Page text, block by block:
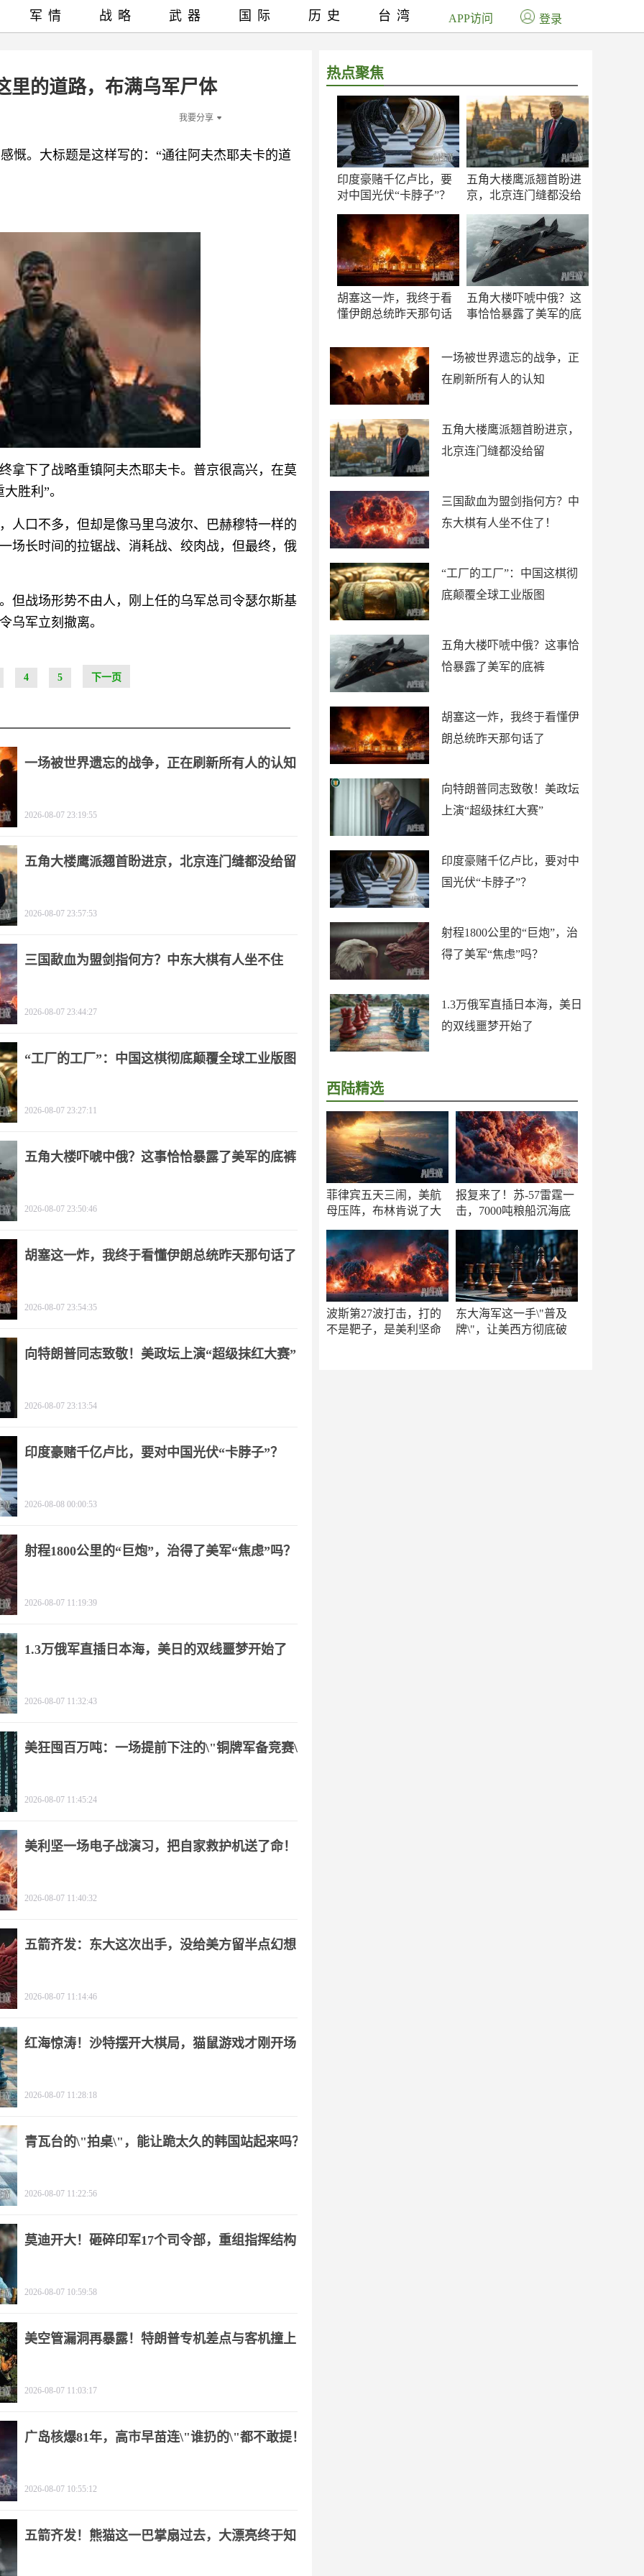
里的道路，布满乌军尸体
我要分享
慨。大标题是这样写的：“通往阿夫杰耶夫卡的道
拿下了战略重镇阿夫杰耶夫卡。普京很高兴，在莫
胜利”。
人口不多，但却是像马里乌波尔、巴赫穆特一样的
场长时间的拉锯战、消耗战、绞肉战，但最终，俄
但战场形势不由人，刚上任的乌军总司令瑟尔斯基
乌军立刻撤离。
4 5 下一页
热点聚焦
印度豪赌千亿卢比，要
对中国光伏“卡脖子”？
五角大楼鹰派翘首盼进
京，北京连门缝都没给
胡塞这一炸，我终于看
懂伊朗总统昨天那句话
五角大楼吓唬中俄？这
事恰恰暴露了美军的底
一场被世界遗忘的战争，正
在刷新所有人的认知
五角大楼鹰派翘首盼进京，
北京连门缝都没给留
三国歃血为盟剑指何方？中
东大棋有人坐不住了！
“工厂的工厂”：中国这棋彻
底颠覆全球工业版图
五角大楼吓唬中俄？这事恰
恰暴露了美军的底裤
胡塞这一炸，我终于看懂伊
朗总统昨天那句话了
向特朗普同志致敬！美政坛
上演“超级抹红大赛”
印度豪赌千亿卢比，要对中
国光伏“卡脖子”？
射程1800公里的“巨炮”，治
得了美军“焦虑”吗？
1.3万俄军直插日本海，美日
的双线噩梦开始了
西陆精选
菲律宾五天三闹，美航
母压阵，布林肯说了大
报复来了！苏-57雷霆一
击，7000吨粮船沉海底
波斯第27波打击，打的
不是靶子，是美利坚命
东大海军这一手\"普及
牌\"，让美西方彻底破
军情 战略 武器 国际 历史 台湾 APP访问 登录
一场被世界遗忘的战争，正在刷新所有人的认知
2026-08-07 23:19:55
五角大楼鹰派翘首盼进京，北京连门缝都没给留
2026-08-07 23:57:53
三国歃血为盟剑指何方？中东大棋有人坐不住
2026-08-07 23:44:27
“工厂的工厂”：中国这棋彻底颠覆全球工业版图
2026-08-07 23:27:11
五角大楼吓唬中俄？这事恰恰暴露了美军的底裤
2026-08-07 23:50:46
胡塞这一炸，我终于看懂伊朗总统昨天那句话了
2026-08-07 23:54:35
向特朗普同志致敬！美政坛上演“超级抹红大赛”
2026-08-07 23:13:54
印度豪赌千亿卢比，要对中国光伏“卡脖子”？
2026-08-08 00:00:53
射程1800公里的“巨炮”，治得了美军“焦虑”吗？
2026-08-07 11:19:39
1.3万俄军直插日本海，美日的双线噩梦开始了
2026-08-07 11:32:43
美狂囤百万吨：一场提前下注的\"铜牌军备竞赛\"
2026-08-07 11:45:24
美利坚一场电子战演习，把自家救护机送了命！
2026-08-07 11:40:32
五箭齐发：东大这次出手，没给美方留半点幻想
2026-08-07 11:14:46
红海惊涛！沙特摆开大棋局，猫鼠游戏才刚开场
2026-08-07 11:28:18
青瓦台的\"拍桌\"，能让跪太久的韩国站起来吗？
2026-08-07 11:22:56
莫迪开大！砸碎印军17个司令部，重组指挥结构
2026-08-07 10:59:58
美空管漏洞再暴露！特朗普专机差点与客机撞上
2026-08-07 11:03:17
广岛核爆81年，高市早苗连\"谁扔的\"都不敢提！
2026-08-07 10:55:12
五箭齐发！熊猫这一巴掌扇过去，大漂亮终于知